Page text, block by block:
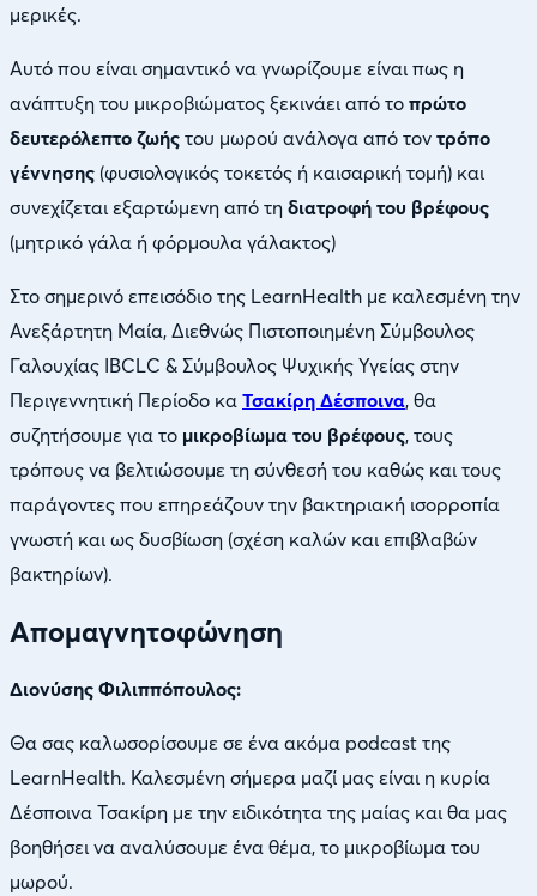
μερικές.
Αυτό που είναι σημαντικό να γνωρίζουμε είναι πως η
ανάπτυξη του μικροβιώματος ξεκινάει από το πρώτο
δευτερόλεπτο ζωής του μωρού ανάλογα από τον τρόπο
γέννησης (φυσιολογικός τοκετός ή καισαρική τομή) και
συνεχίζεται εξαρτώμενη από τη διατροφή του βρέφους
(μητρικό γάλα ή φόρμουλα γάλακτος)
Στο σημερινό επεισόδιο της LearnHealth με καλεσμένη την
Ανεξάρτητη Μαία, Διεθνώς Πιστοποιημένη Σύμβουλος
Γαλουχίας IBCLC & Σύμβουλος Ψυχικής Υγείας στην
Περιγεννητική Περίοδο κα Τσακίρη Δέσποινα, θα
συζητήσουμε για το μικροβίωμα του βρέφους, τους
τρόπους να βελτιώσουμε τη σύνθεσή του καθώς και τους
παράγοντες που επηρεάζουν την βακτηριακή ισορροπία
γνωστή και ως δυσβίωση (σχέση καλών και επιβλαβών
βακτηρίων).
Απομαγνητοφώνηση
Διονύσης Φιλιππόπουλος:
Θα σας καλωσορίσουμε σε ένα ακόμα podcast της
LearnHealth. Καλεσμένη σήμερα μαζί μας είναι η κυρία
Δέσποινα Τσακίρη με την ειδικότητα της μαίας και θα μας
βοηθήσει να αναλύσουμε ένα θέμα, το μικροβίωμα του
μωρού.